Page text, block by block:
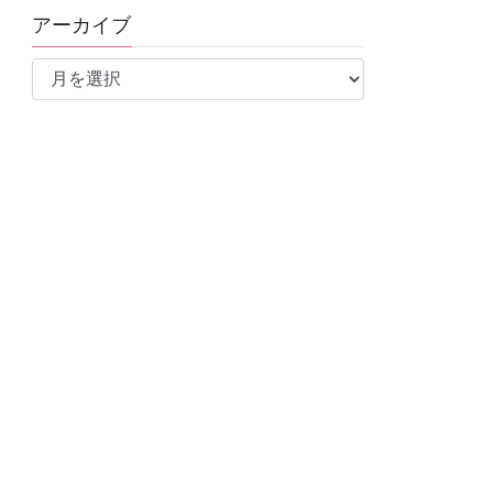
アーカイブ
ア